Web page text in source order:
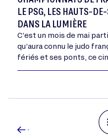
LE PSG, LES HAUTS-
DANS LA LUMIÈRE
C’est un mois de mai
qu’aura connu le judo
fériés et ses ponts, ce